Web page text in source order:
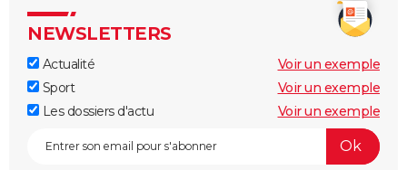
NEWSLETTERS
Actualité
Voir un exemple
Sport
Voir un exemple
Les dossiers d'actu
Voir un exemple